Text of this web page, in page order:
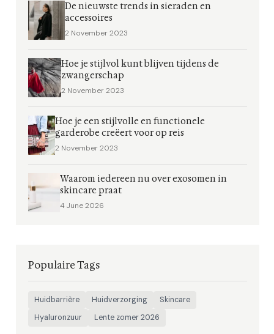
De nieuwste trends in sieraden en
accessoires
2 November 2023
Hoe je stijlvol kunt blijven tijdens de
zwangerschap
2 November 2023
Hoe je een stijlvolle en functionele
garderobe creëert voor op reis
2 November 2023
Waarom iedereen nu over exosomen in
skincare praat
4 June 2026
Populaire Tags
Huidbarrière Huidverzorging
Skincare
Hyaluronzuur
Lente zomer 2026